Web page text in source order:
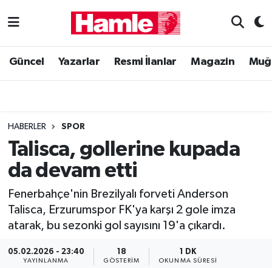
Güncel Yazarlar Resmi İlanlar Magazin
HABERLER SPOR
Talisca, gollerine kupada
da devam etti
Fenerbahçe'nin Brezilyalı forveti Anderson
Talisca, Erzurumspor FK'ya karşı 2 gole imza
atarak, bu sezonki gol sayısını 19'a çıkardı.
05.02.2026 - 23:40
YAYINLANMA
18
GÖSTERIM
1 DK
OKUNMA SÜRESI
Güncel
Magazin
Muğla Haber
Siyaset
Muğla Nöbetçi Eczaneler
Muğla Trafik Yoğunluk Haritası
Süper Lig Puan Durumu ve Fikstür
Tüm Manşetler
Son Dakika Haberleri
Haber Arşivi